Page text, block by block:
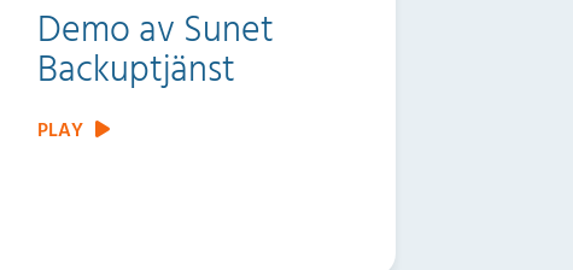
Demo av Sunet
Backuptjänst
PLAY